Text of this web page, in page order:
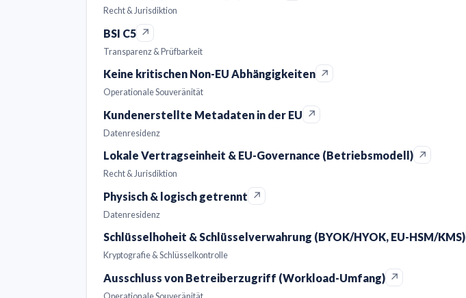
Recht & Jurisdiktion
BSI C5 ↗
Transparenz & Prüfbarkeit
Keine kritischen Non-EU Abhängigkeiten ↗
Operationale Souveränität
Kundenerstellte Metadaten in der EU ↗
Datenresidenz
Lokale Vertragseinheit & EU-Governance (Betriebsmodell) ↗
Recht & Jurisdiktion
Physisch & logisch getrennt ↗
Datenresidenz
Schlüsselhoheit & Schlüsselverwahrung (BYOK/HYOK, EU-HSM/KMS)
Kryptografie & Schlüsselkontrolle
Ausschluss von Betreiberzugriff (Workload-Umfang) ↗